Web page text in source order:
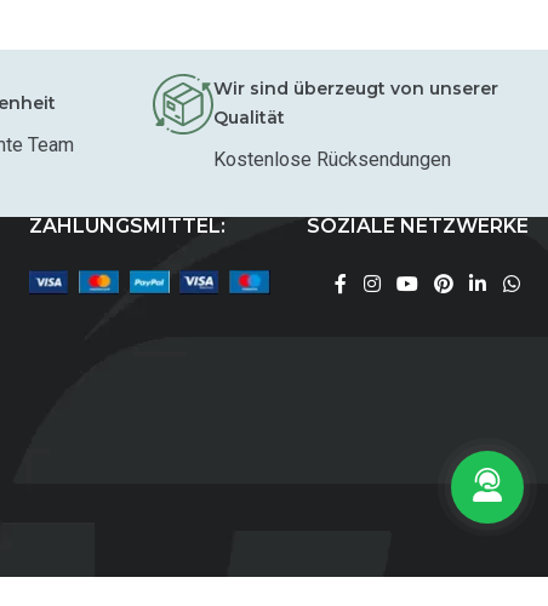
Team
Wir sind überzeugt von unserer
Qualität
Kostenlose Rücksendungen
ZAHLUNGSMITTEL: SOZIALE NETZWERKE